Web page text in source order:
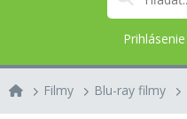
Prihlásenie
Filmy Blu-ray filmy